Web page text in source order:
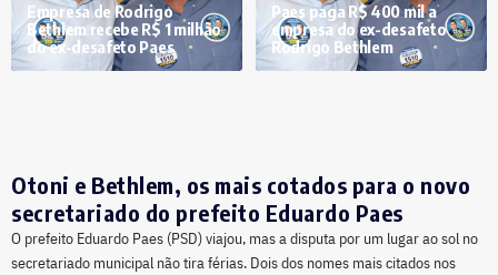
Empresa de Rodrigo
Bethlem recebe R$ 1 milhão
do ex-desafeto Paes
Paes paga R$ 400 mil a
empresa do ex-desafeto
Rodrigo Bethlem
Otoni e Bethlem, os mais cotados para o novo
secretariado do prefeito Eduardo Paes
O prefeito Eduardo Paes (PSD) viajou, mas a disputa por um lugar ao sol no
secretariado municipal não tira férias. Dois dos nomes mais citados nos